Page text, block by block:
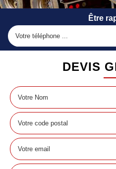
Être
DEVIS